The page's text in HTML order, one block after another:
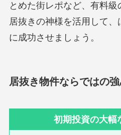
とめた街レポなど、有料級
居抜きの神様を活用して
に成功させましょう。
居抜き物件ならではの
初期投資の大幅